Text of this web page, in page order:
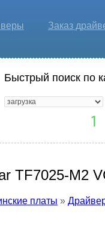
Заказ
Быстрый поиск по
TF7025-M2
платы »